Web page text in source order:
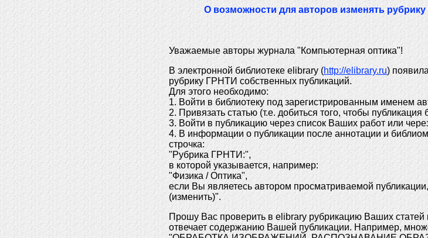
О возможности для авторов изменять
Уважаемые авторы журнала "Компьютерная оптика"!
В электронной библиотеке elibrary (http://elibrary.ru)
рубрику ГРНТИ собственных публикаций.
Для этого необходимо:
1. Войти в библиотеку под зарегистрированным именем
2. Привязать статью (т.е. добиться того, чтобы
3. Войти в публикацию через список Ваших работ или
4. В информации о публикации после аннотации и
строчка:
"Рубрика ГРНТИ:",
в которой указывается, например:
"Физика / Оптика",
если Вы являетесь автором просматриваемой
(изменить)".
Прошу Вас проверить в elibrary рубрикацию Ваших
отвечает содержанию Вашей публикации. Например,